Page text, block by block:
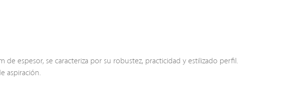
de espesor, se caracteriza por su robustez, practicidad y estilizado perfil.
aspiración.